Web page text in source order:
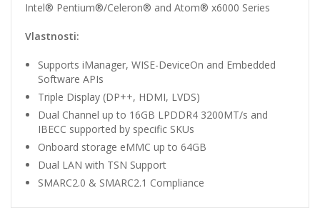
Intel® Pentium®/Celeron® and Atom® x6000 Series
Vlastnosti:
Supports iManager, WISE-DeviceOn and Embedded
Software APIs
Triple Display (DP++, HDMI, LVDS)
Dual Channel up to 16GB LPDDR4 3200MT/s and
IBECC supported by specific SKUs
Onboard storage eMMC up to 64GB
Dual LAN with TSN Support
SMARC2.0 & SMARC2.1 Compliance